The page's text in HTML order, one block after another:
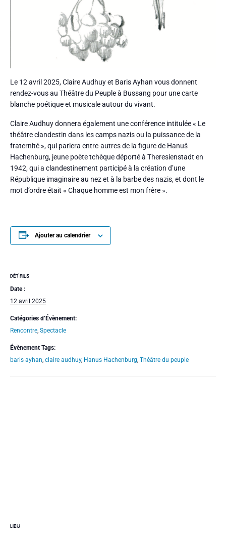
Le 12 avril 2025, Claire Audhuy et Baris Ayhan vous donnent
rendez-vous au Théâtre du Peuple à Bussang pour une carte
blanche poétique et musicale autour du vivant.
Claire Audhuy donnera également une conférence intitulée « Le
théâtre clandestin dans les camps nazis ou la puissance de la
fraternité », qui parlera entre-autres de la figure de Hanuš
Hachenburg, jeune poète tchèque déporté à Theresienstadt en
1942, qui a clandestinement participé à la création d’une
République imaginaire au nez et à la barbe des nazis, et dont le
mot d’ordre était « Chaque homme est mon frère ».
Ajouter au calendrier
DÉTAILS
Date :
12 avril 2025
Catégories d’Évènement:
Rencontre, Spectacle
Évènement Tags:
baris ayhan, claire audhuy, Hanus Hachenburg, Théâtre du peuple
LIEU